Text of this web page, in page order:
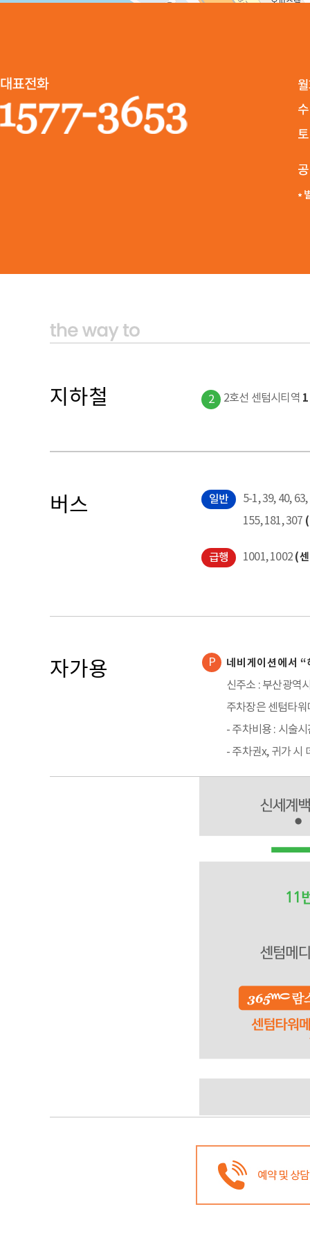
지하철 2호선 센텀시티역
버스
5-1, 39, 40,
155, 181, 307
1001, 1002 (
자가용 네비게이션에서
신주소 : 부산광역
주차장은 센텀타
- 주차비용 : 시술
- 주차권x, 귀가 시